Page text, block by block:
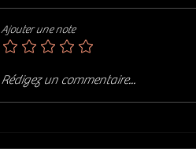
GLEN HANSARD EST MORT 😢😢😢
😢
Ajouter une note
Rédigez un commentaire...